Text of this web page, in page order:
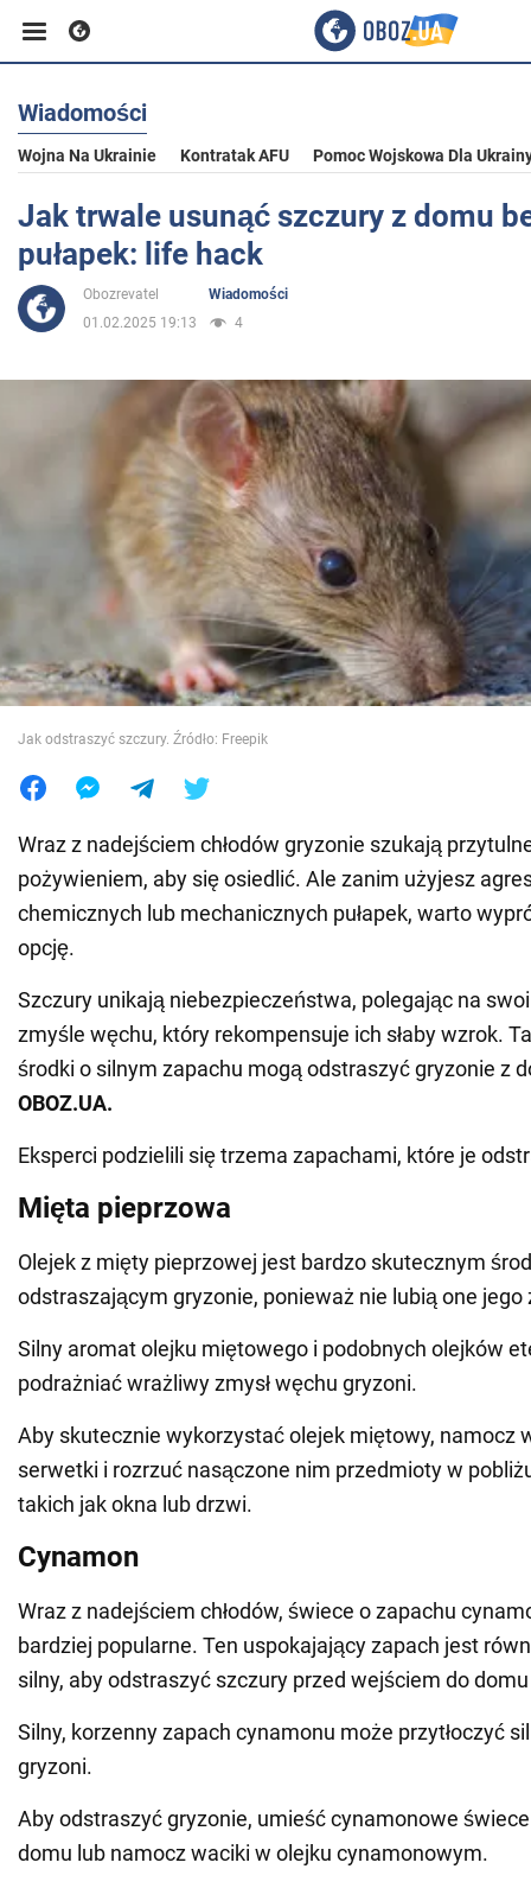
Biznes
Sport
Rozrywka
Społeczeństwo
Wojna na Ukrainie
Świat
Jedzenie
Wiadomości
Wojna Na Ukrainie Kontratak AFU Pomoc Wojskowa Dla
Jak trwale usunąć szczury z domu
pułapek: life hack
Obozrevatel
Wiadomości
01.02.2025 19:13
4
Jak odstraszyć szczury. Źródło: Freepik
Wraz z nadejściem chłodów gryzonie szukają
pożywieniem, aby się osiedlić. Ale zanim użyjesz
chemicznych lub mechanicznych pułapek, warto
opcję.
Szczury unikają niebezpieczeństwa, polegając na
zmyśle węchu, który rekompensuje ich słaby wzrok.
środki o silnym zapachu mogą odstraszyć gryzonie z
OBOZ.UA.
Eksperci podzielili się trzema zapachami, które je
Mięta pieprzowa
Olejek z mięty pieprzowej jest bardzo skutecznym
odstraszającym gryzonie, ponieważ nie lubią one jego
Silny aromat olejku miętowego i podobnych olejków
podrażniać wrażliwy zmysł węchu gryzoni.
Aby skutecznie wykorzystać olejek miętowy, namocz
serwetki i rozrzuć nasączone nim przedmioty w
takich jak okna lub drzwi.
Cynamon
Wraz z nadejściem chłodów, świece o zapachu
bardziej popularne. Ten uspokajający zapach jest
silny, aby odstraszyć szczury przed wejściem do
Silny, korzenny zapach cynamonu może przytłoczyć
gryzoni.
Aby odstraszyć gryzonie, umieść cynamonowe świece
domu lub namocz waciki w olejku cynamonowym.